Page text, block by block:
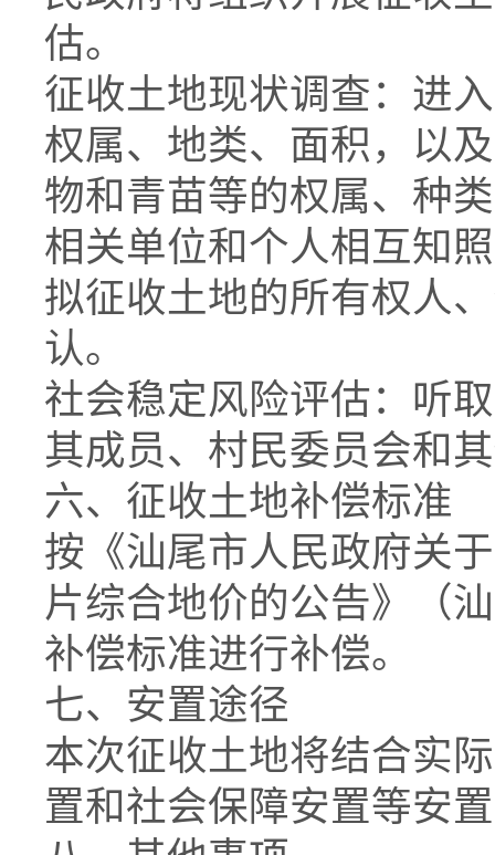
估。
征收土地现状调查：进
权属、地类、面积，以
物和青苗等的权属、种
相关单位和个人相互知
拟征收土地的所有权人
认。
社会稳定风险评估：听
其成员、村民委员会和
六、征收土地补偿标准
按《汕尾市人民政府关
片综合地价的公告》（
补偿标准进行补偿。
七、安置途径
本次征收土地将结合实
置和社会保障安置等安